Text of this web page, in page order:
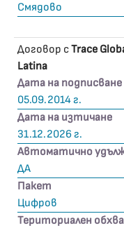
Смядово
Договор сTrace
Latina
Дата на подписване
05.09.2014 г.
Дата на изтичане
31.12.2026 г.
Автоматично
ДА
Пакет
Цифров
Териториален